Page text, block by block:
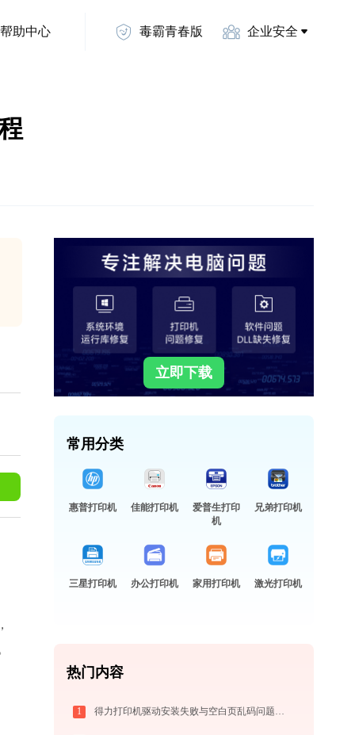
帮助中心 毒霸青春版 企业安全
立即下载
常用分类
惠普打印机 佳能打印机
爱普生打印
机
兄弟打印机
三星打印机 办公打印机 家用打印机 激光打印机
热门内容
1 得力打印机驱动安装失败与空白页乱码问题解决方案 - 官方修复指南